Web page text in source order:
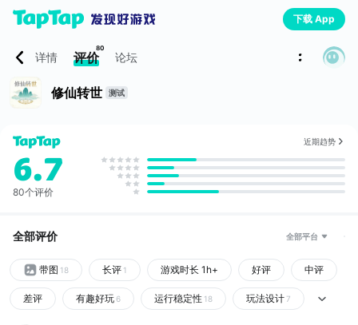
下载 App
详情 评价
80
论坛
修仙转世 测试
近期趋势
6.7
80个评价
全部评价 全部平台
带图 18 长评 1 游戏时长 1h+ 好评 中评
差评 有趣好玩6 运行稳定性 18 玩法设计 7